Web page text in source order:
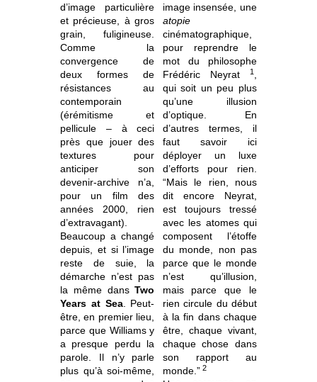
d’image particulière
et précieuse, à gros
grain, fuligineuse.
Comme la
convergence de
deux formes de
résistances au
contemporain
(érémitisme et
pellicule – à ceci
près que jouer des
textures pour
anticiper son
devenir-archive n’a,
pour un film des
années 2000, rien
d’extravagant).
Beaucoup a changé
depuis, et si l’image
reste de suie, la
démarche n’est pas
la même dansTwo
Years at Sea. Peut-
être, en premier lieu,
parce que Williams y
a presque perdu la
parole. Il n’y parle
plus qu’à soi-même,
image insensée, une
atopie
cinématographique,
pour reprendre le
mot du philosophe
Frédéric Neyrat
1
qui soit un peu plus
qu’une illusion
d’optique. En
d’autres termes, il
faut savoir ici
déployer un luxe
d’efforts pour rien.
“Mais le rien, nous
dit encore Neyrat,
est toujours tressé
avec les atomes qui
composent l’étoffe
du monde, non pas
parce que le monde
n’est qu’illusion,
mais parce que le
rien circule du début
à la fin dans chaque
être, chaque vivant,
chaque chose dans
son rapport au
monde.”2